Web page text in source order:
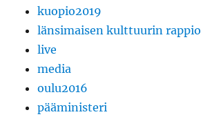
kuopio2019
länsimaisen kulttuurin rappio
live
media
oulu2016
pääministeri